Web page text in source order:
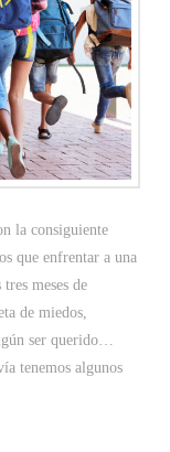
la consiguiente
que enfrentar a una
meses de
de miedos,
ser querido…
tenemos algunos